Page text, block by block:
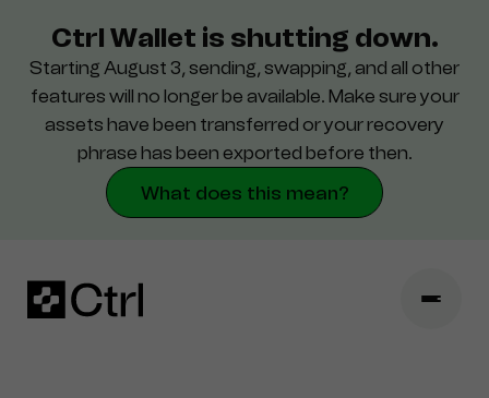
Ctrl Wallet is shutting down.
Starting August 3, sending, swapping, and all other
features will no longer be available. Make sure your
assets have been transferred or your recovery
phrase has been exported before then.
What does this mean?
Configurações
Segurança